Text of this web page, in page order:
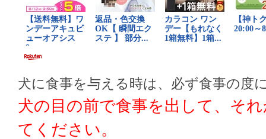
犬に食事を与える時は、必ず食事の度
犬の目の前で食事を出して、そ
てください。